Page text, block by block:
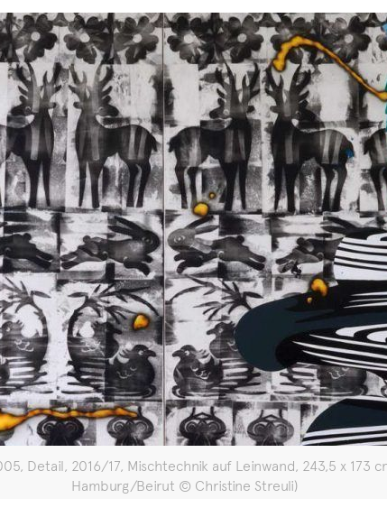
Detail, 2016/17, Mischtechnik auf Leinwand, 243,5 x
Hamburg/Beirut © Christine Streuli)